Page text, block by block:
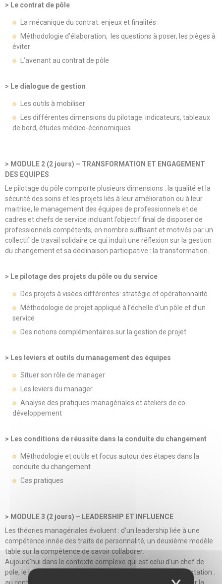
> Le contrat de pôle
La mécanique du contrat: enjeux et finalités
Méthodologie d’élaboration, les questions à poser, les pièges à
éviter
L’avenant au contrat de pôle
> Le dialogue de gestion
Les outils à mobiliser
Les différentes dimensions du pilotage: indicateurs, tableaux
de bord, études médico-économiques
> MODULE 2 (2 jours) – TRANSFORMATION ET ENGAGEMENT
DES EQUIPES
Le pilotage du pôle comporte plusieurs dimensions : la qualité et la
sécurité des soins et les projets liés à leur amélioration ou à leur
maitrise, le management des équipes de professionnels et de
cadres et chefs de service incluant l’objectif final de disposer de
professionnels compétents, en nombre suffisant et motivés par un
collectif de travail solidaire ce qui induit une réflexion sur la gestion
du changement et sa déclinaison participative : la transformation.
> Le pilotage des projets du pôle ou du service
Des projets à visées différentes: stratégie et opérationnalité
Méthodologie de projet appliqué à l’échelle d’un pôle et d’un
service
Des notions complémentaires sur la gestion de projet
> Les leviers et outils du management des équipes
Situer son rôle de manager
Les leviers du manager
Analyse des pratiques managériales et ateliers de co-
développement
> Les conditions de réussite dans la conduite du changement
Méthodologie et outils et focus autour des étapes dans la
conduite du changement
Cas pratiques
> MODULE 3 (2 jours) – LEADERSHIP ET INFLUENCE
Les théories managériales évoluent : d’un leadership liée à une
compétence innée des traits de personnalité, un deuxième modèle
table sur la compétence de savoir collaborer.
Aujourd’hui dans le contexte complexe qui est celui d’un chef de
pole, le leadership repose avant tout sur une capacité d’adaptation :